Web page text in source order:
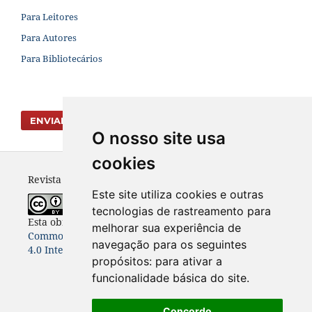
O nosso site usa
cookies
Este site utiliza cookies e outras
tecnologias de rastreamento para
melhorar sua experiência de
navegação para os seguintes
propósitos: para ativar a
funcionalidade básica do site.
Para Leitores
Para Autores
Para Bibliotecários
ENVIAR SUBMISSÃO
Revista Vernáculo - ISSN 2317-4021
Esta obra está licenciada com uma Licença Creative
Commons Atribuição-NãoComercial-CompartilhaIgual
4.0 Internacional.